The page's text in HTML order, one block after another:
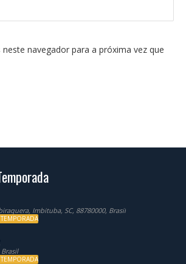
navegador para a próxima vez que
Imbituba, SC, 88780000, Brasil
Brasil